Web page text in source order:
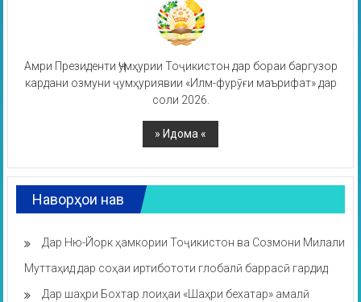
Амри Президенти Ҷумҳурии Тоҷикистон дар бораи баргузор
кардани озмуни ҷумҳуриявии «Илм-фурӯғи маърифат» дар
соли 2026.
Наворҳои нав
Дар Ню-Йорк ҳамкории Тоҷикистон ва Созмони Милали
Муттаҳид дар соҳаи иртибототи глобалӣ баррасӣ гардид
Дар шаҳри Бохтар лоиҳаи «Шаҳри бехатар» амалӣ